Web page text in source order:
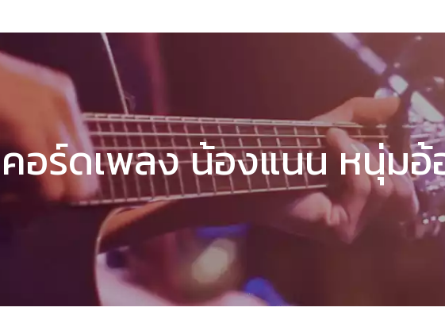
คอร์ดเพลง น้องแนน หนุ่มอ้